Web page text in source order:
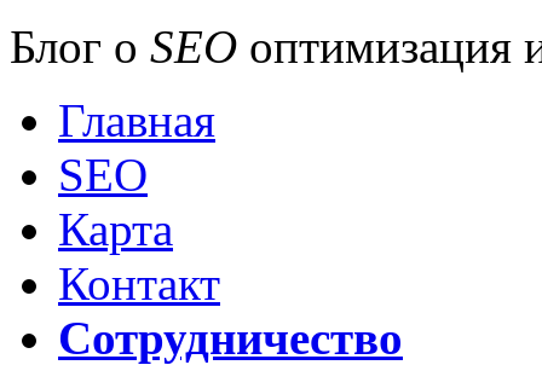
Блог о SEO оптимизация
Главная
SEO
Карта
Контакт
Сотрудничество